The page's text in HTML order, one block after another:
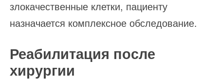
злокачественные клетки, пациенту
назначается комплексное обследование.
Реабилитация после
хирургии